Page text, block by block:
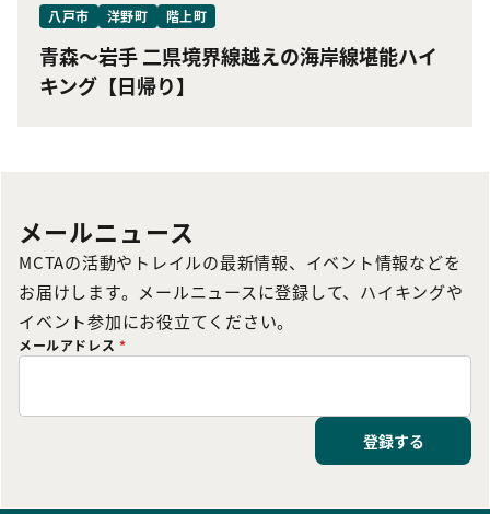
八戸市 洋野町 階上町
青森〜岩手 二県境界線越えの海岸線堪能ハイ
キング【日帰り】
メールニュース
MCTAの活動やトレイルの最新情報、イベント情報などを
お届けします。メールニュースに登録して、ハイキングや
イベント参加にお役立てください。
メールアドレス *
登録する